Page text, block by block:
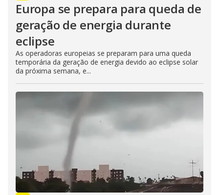
Europa se prepara para queda de
geração de energia durante
eclipse
As operadoras europeias se preparam para uma queda
temporária da geração de energia devido ao eclipse solar
da próxima semana, e...